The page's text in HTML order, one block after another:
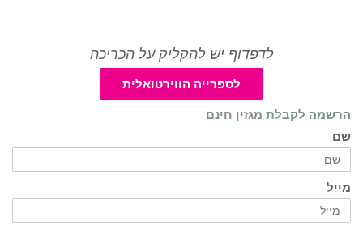
לדפדוף יש להקליק על הכריכה
לספרייה הווירטואלית
הרשמה לקבלת מגזין חינם
שם
מייל